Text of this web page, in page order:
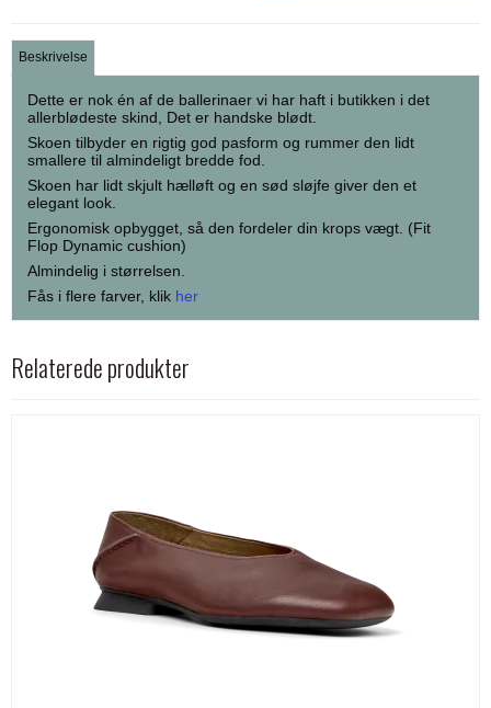
Beskrivelse
Dette er nok én af de ballerinaer vi har haft i butikken i det
allerblødeste skind, Det er handske blødt.
Skoen tilbyder en rigtig god pasform og rummer den lidt
smallere til almindeligt bredde fod.
Skoen har lidt skjult hælløft og en sød sløjfe giver den et
elegant look.
Ergonomisk opbygget, så den fordeler din krops vægt. (Fit
Flop Dynamic cushion)
Almindelig i størrelsen.
Fås i flere farver, klik her
Relaterede produkter